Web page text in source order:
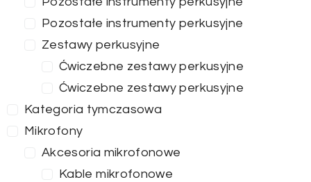
Pozostałe instrumenty perkusyjne
Zestawy perkusyjne
Ćwiczebne zestawy perkusyjne
Ćwiczebne zestawy perkusyjne
Kategoria tymczasowa
Mikrofony
Akcesoria mikrofonowe
Kable mikrofonowe